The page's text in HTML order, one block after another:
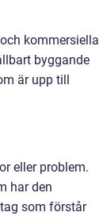
kommersiella
byggande
är upp till
eller problem.
har den
som förstår